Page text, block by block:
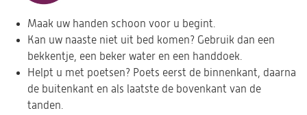
Maak uw handen schoon voor u begint.
Kan uw naaste niet uit bed komen? Gebruik dan een
bekkentje, een beker water en een handdoek.
Helpt u met poetsen? Poets eerst de binnenkant, daarna
de buitenkant en als laatste de bovenkant van de
tanden.